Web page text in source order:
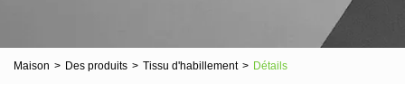
Maison > Des produits > Tissu d'habillement > Détails